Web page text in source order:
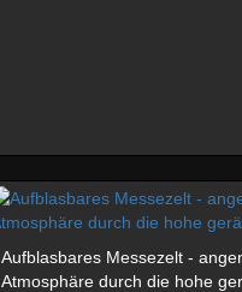
Aufblasbares Messezelt -
Atmosphäre durch die hohe